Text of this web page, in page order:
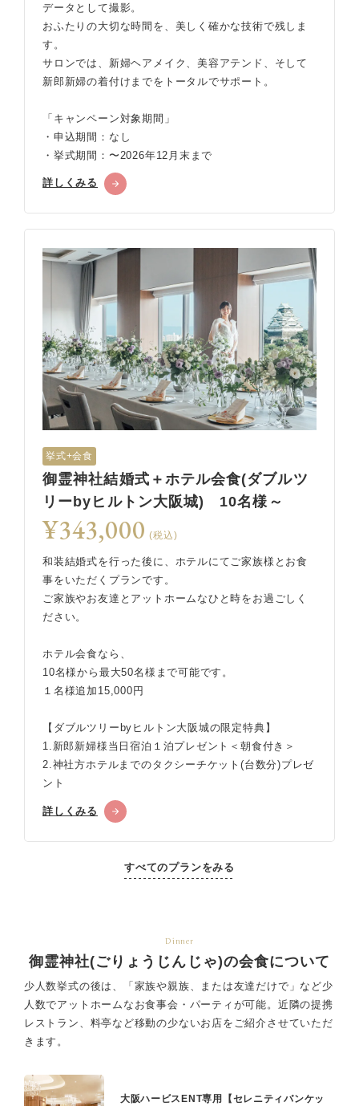
データとして撮影。
おふたりの大切な時間を、美しく確かな技術で残しま
す。
サロンでは、新婦ヘアメイク、美容アテンド、そして
新郎新婦の着付けまでをトータルでサポート。
「キャンペーン対象期間」
・申込期間：なし
・挙式期間：〜2026年12月末まで
詳しくみる
挙式+会食
御霊神社結婚式＋ホテル会食(ダブルツ
リーbyヒルトン大阪城) 10名様～
¥343,000 (税込)
和装結婚式を行った後に、ホテルにてご家族様とお食
事をいただくプランです。
ご家族やお友達とアットホームなひと時をお過ごしく
ださい。
ホテル会食なら、
10名様から最大50名様まで可能です。
１名様追加15,000円
【ダブルツリーbyヒルトン大阪城の限定特典】
1.新郎新婦様当日宿泊１泊プレゼント＜朝食付き＞
2.神社方ホテルまでのタクシーチケット(台数分)プレゼ
ント
詳しくみる
すべてのプランをみる
Dinner
御霊神社(ごりょうじんじゃ)の会食について
少人数挙式の後は、「家族や親族、または友達だけで」など少
人数でアットホームなお食事会・パーティが可能。 近隣の提携
レストラン、料亭など移動の少ないお店をご紹介させていただ
きます。
大阪ハービスENT専用【セレニティバンケッ